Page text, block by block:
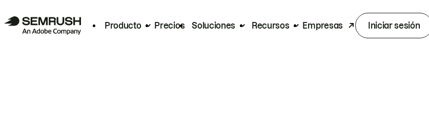
Producto Precios Soluciones Recursos Empresas Iniciar sesión